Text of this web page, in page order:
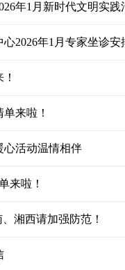
年1月新时代文明实践
2026年1月专家坐诊安
来啦！
心活动温情相伴
来啦！
湘西请加强防范！